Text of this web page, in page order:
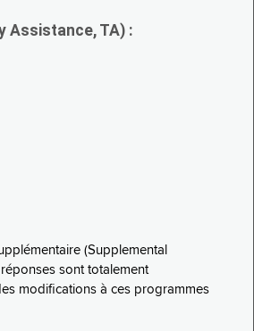
Assistance, TA) :
(Supplemental
sont totalement
modifications à ces programmes